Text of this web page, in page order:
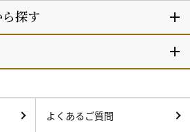
よくあるご質問